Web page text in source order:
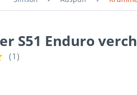
S51 Enduro
(1)